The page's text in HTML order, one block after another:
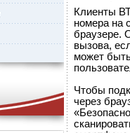
Клиенты
номера на
браузере.
вызова,
может
Чтобы
через